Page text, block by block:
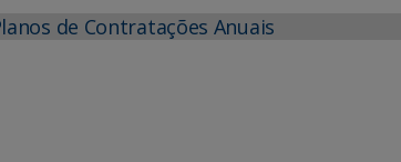
de Contratações Anuais